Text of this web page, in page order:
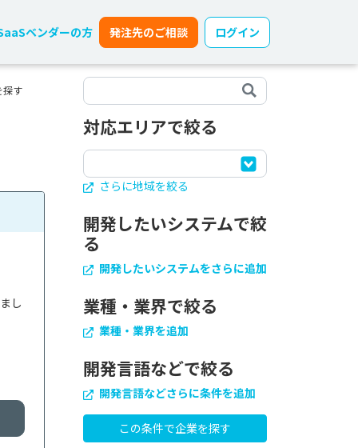
ベンダーの方 発注先のご相談 ログイン
探す
し
対応エリアで絞る
さらに地域を絞る
開発したいシステムで絞
る
開発したいシステムをさらに追加
業種・業界で絞る
業種・業界を追加
開発言語などで絞る
開発言語などさらに条件を追加